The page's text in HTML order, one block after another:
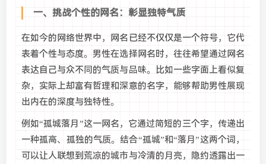
一、挑战个性的网名：彰显独特气质
在如今的网络世界中，网名已经不仅仅是一个符号，它代
表着个性与态度。男性在选择网名时，往往希望通过网名
表达自己与众不同的气质与品味。比如一些字面上看似复
杂，实际上却富有哲理和深意的名字，能够帮助男性展现
出内在的深度与独特性。
例如“孤城落月”这一网名，它通过简短的三个字，传递出
一种孤高、孤独的气质。结合“孤城”和“落月”这两个词，
可以让人联想到荒凉的城市与冷清的月亮，隐约透露出一